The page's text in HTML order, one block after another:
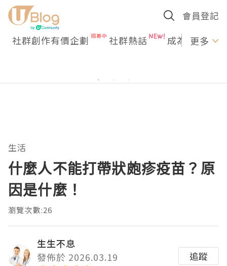
會員登記
社群創作有價企劃 社群熱話 成為U更多
生活
什麼人不能打帶狀皰疹疫苗？原
因是什麼！
瀏覽次數:26
生生不息
發佈於 2026.03.19
追蹤